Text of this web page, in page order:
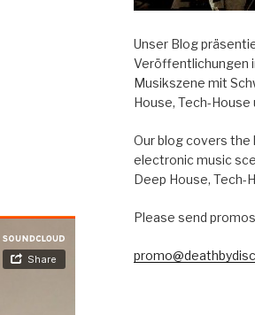
Unser Blog
Veröffentlichungen
Musikszene mit
House, Tech-House
Our blog covers
electronic music
Deep House, Tech-
Please send